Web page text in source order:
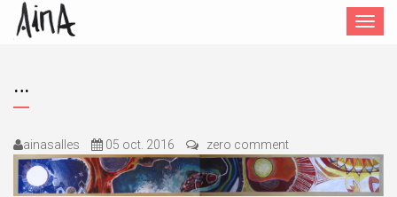
Toggle
…
ainasalles 05 oct. 2016 zero comment